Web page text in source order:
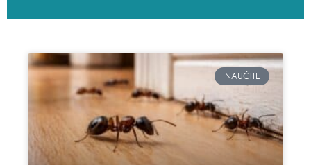
NAUČITE